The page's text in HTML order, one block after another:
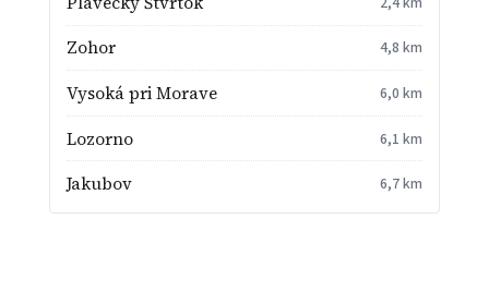
Zohor 4,8 km
Vysoká pri Morave 6,0 km
Lozorno 6,1 km
Jakubov 6,7 km